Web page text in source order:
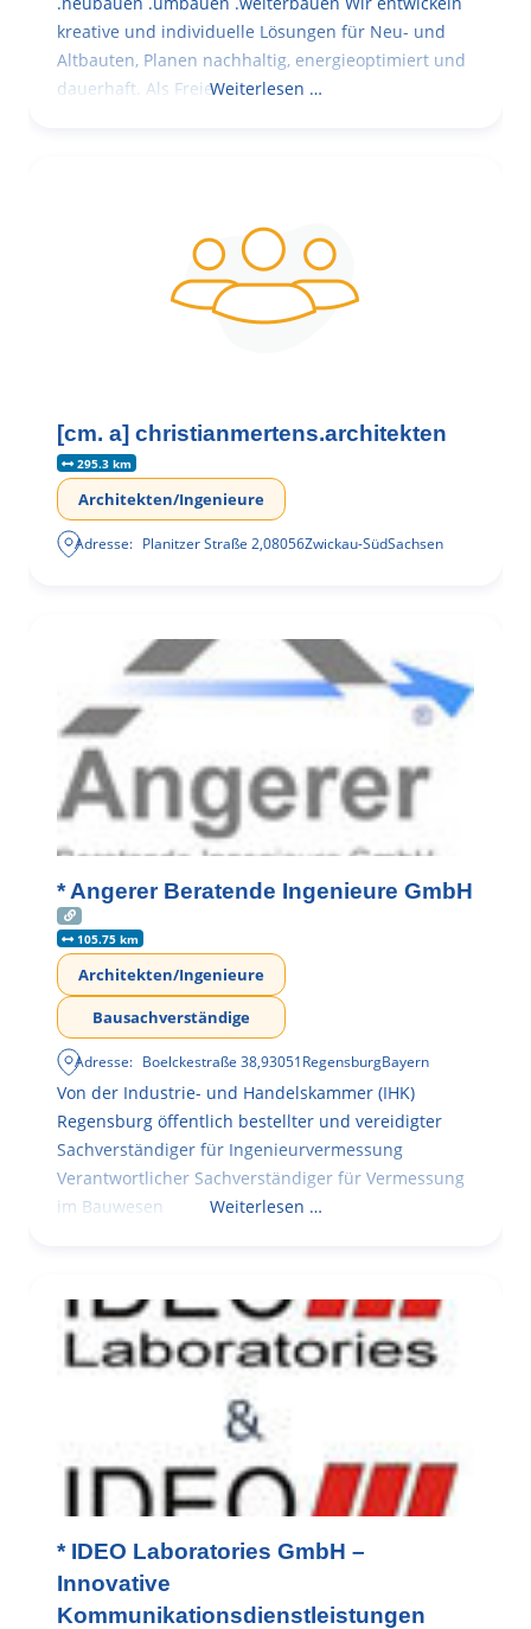
kreative und individuelle Lösungen für Neu- und
Altbauten, Planen nachhaltig, energieoptimiert und
dauerhaft. Als FreieWeiterlesen …
[cm. a] christianmertens.architekten
295.3 km
Architekten/Ingenieure
Adresse: Planitzer Straße 2,08056Zwickau-SüdSachsen
* Angerer Beratende Ingenieure GmbH
105.75 km
Architekten/Ingenieure
Bausachverständige
Adresse: Boelckestraße 38,93051RegensburgBayern
Von der Industrie- und Handelskammer (IHK)
Regensburg öffentlich bestellter und vereidigter
Sachverständiger für Ingenieurvermessung
Verantwortlicher Sachverständiger für Vermessung
im Bauwesen
Weiterlesen …
* IDEO Laboratories GmbH –
Innovative
Kommunikationsdienstleistungen